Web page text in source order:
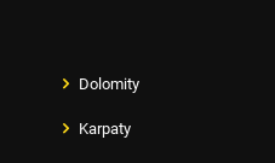
Dolomity
Karpaty